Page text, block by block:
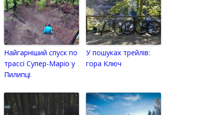
Найгарніший спуск по
трассі Супер-Маріо у
Пилипці
У пошуках трейлів:
гора Ключ